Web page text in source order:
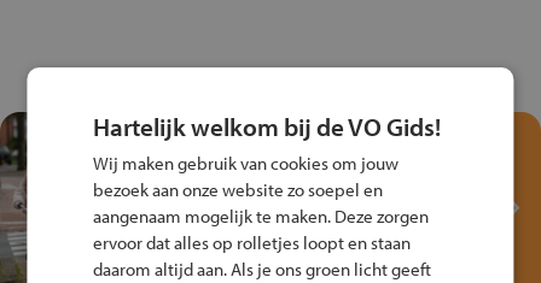
Test je kennis met het
Fiets Veilig
Verkeersspel!
Speel het Fiets Veilig Verkeersspel
en win een Cortina-fiets!
Hartelijk welkom bij de VO Gids!
Wij maken gebruik van cookies om jouw
bezoek aan onze website zo soepel en
aangenaam mogelijk te maken. Deze zorgen
ervoor dat alles op rolletjes loopt en staan
daarom altijd aan. Als je ons groen licht geeft